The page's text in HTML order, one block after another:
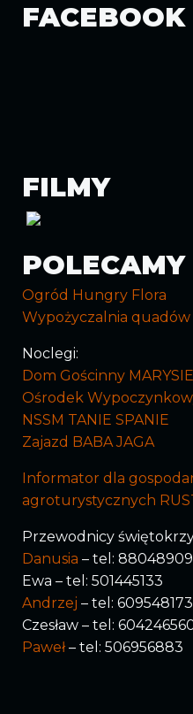
FACEBOOK
FILMY
POLECAMY
Ogród Hungry Flora
Wypożyczalnia quadów
Noclegi:
Dom Gościnny
Ośrodek
NSSM TANIE SPANIE
Zajazd BABA JAGA
Informator dla
agroturystycznych
Przewodnicy
Danusia – tel:
Ewa – tel: 501445133
Andrzej – tel: 609548173
Czesław – tel:
Paweł– tel: 506956883